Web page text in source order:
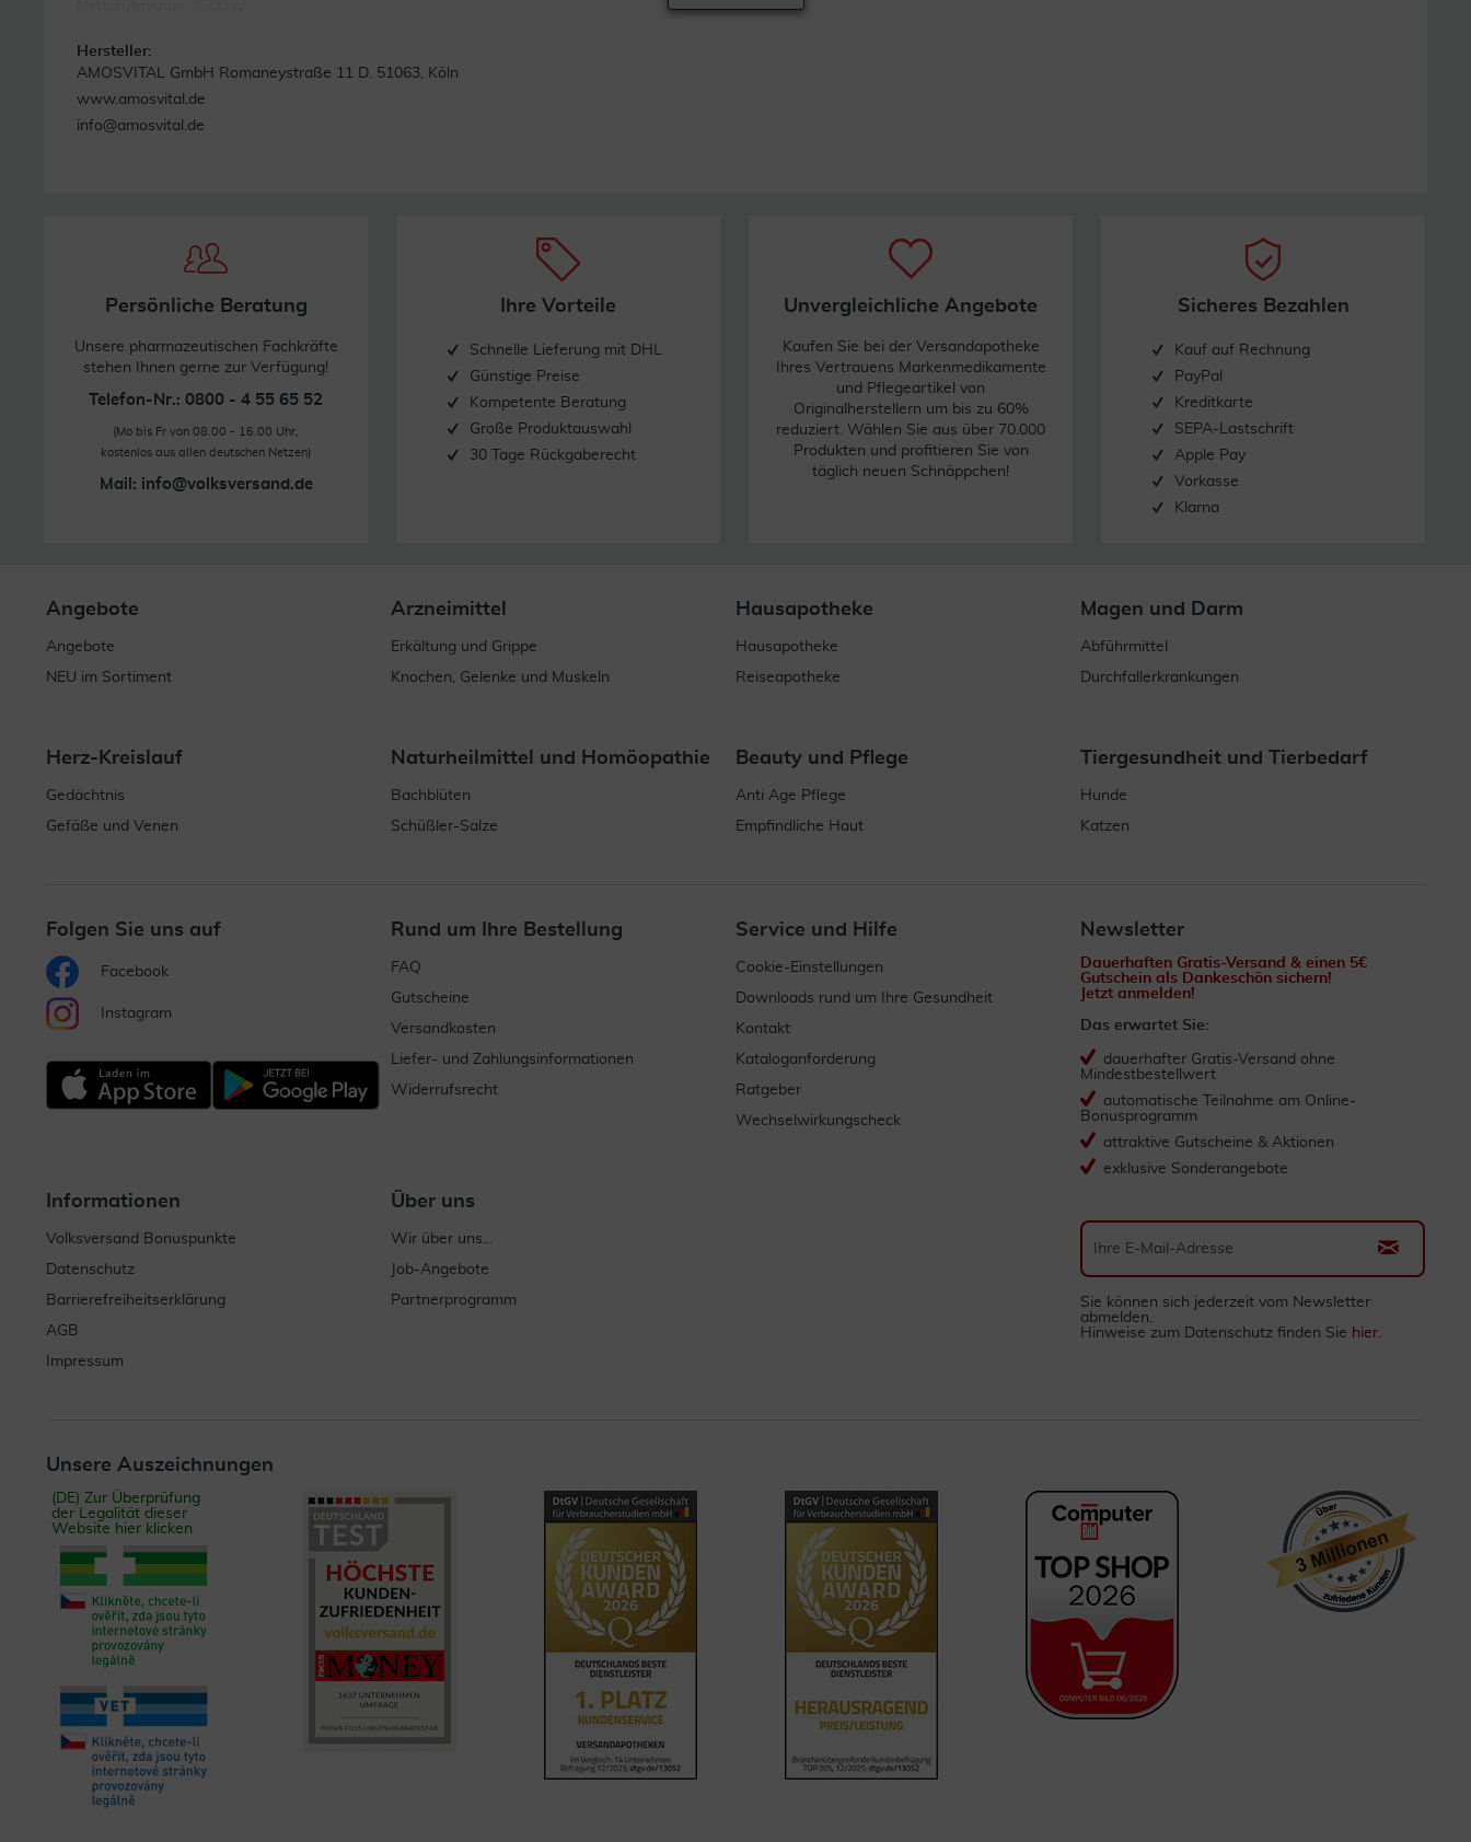
Hersteller:
AMOSVITAL GmbH Romaneystraße 11 D. 51063, Köln
www.amosvital.de
info@amosvital.de
Persönliche Beratung
Unsere pharmazeutischen Fachkräfte
stehen Ihnen gerne zur Verfügung!
Telefon-Nr.: 0800 - 4 55 65 52
(Mo bis Fr von 08.00 - 16.00 Uhr,
kostenlos aus allen deutschen Netzen)
Mail: info@volksversand.de
Ihre Vorteile
Schnelle Lieferung mit DHL
Günstige Preise
Kompetente Beratung
Große Produktauswahl
30 Tage Rückgaberecht
Unvergleichliche Angebote
Kaufen Sie bei der Versandapotheke
Ihres Vertrauens Markenmedikamente
und Pflegeartikel von
Originalherstellern um bis zu 60%
reduziert. Wählen Sie aus über 70.000
Produkten und profitieren Sie von
täglich neuen Schnäppchen!
Sicheres Bezahlen
Kauf auf Rechnung
PayPal
Kreditkarte
SEPA-Lastschrift
Apple Pay
Vorkasse
Klarna
Angebote
Angebote
NEU im Sortiment
Arzneimittel
Erkältung und Grippe
Knochen, Gelenke und Muskeln
Hausapotheke
Hausapotheke
Reiseapotheke
Magen und Darm
Abführmittel
Durchfallerkrankungen
Herz-Kreislauf
Gedächtnis
Gefäße und Venen
Naturheilmittel und Homöopathie
Bachblüten
Schüßler-Salze
Beauty und Pflege
Anti Age Pflege
Empfindliche Haut
Tiergesundheit und Tierbedarf
Hunde
Katzen
Folgen Sie uns auf
Facebook
Instagram
Rund um Ihre Bestellung
FAQ
Gutscheine
Versandkosten
Liefer- und Zahlungsinformationen
Widerrufsrecht
Service und Hilfe
Cookie-Einstellungen
Downloads rund um Ihre Gesundheit
Kontakt
Kataloganforderung
Ratgeber
Wechselwirkungscheck
Informationen
Volksversand Bonuspunkte
Datenschutz
Barrierefreiheitserklärung
AGB
Impressum
Über uns
Wir über uns...
Job-Angebote
Partnerprogramm
Newsletter
Dauerhaften Gratis-Versand & einen 5€
Gutschein als Dankeschön sichern!
Jetzt anmelden!
Das erwartet Sie:
dauerhafter Gratis-Versand ohne
Mindestbestellwert
automatische Teilnahme am Online-
Bonusprogramm
attraktive Gutscheine & Aktionen
exklusive Sonderangebote
Sie können sich jederzeit vom Newsletter
abmelden.
Hinweise zum Datenschutz finden Sie hier.
Unsere Auszeichnungen
(DE) Zur Überprüfung
der Legalität dieser
Website hier klicken